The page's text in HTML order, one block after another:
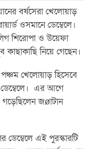
বর্ষসেরা খেলোয়াড়
ওসমানে ডেম্বেলে।
শিরোপা ও উয়েফা
কাছাকাছি নিয়ে গেছেন।
খেলোয়াড় হিসেবে
এর আগে
জøাটান
ডেম্বেলে এই পুরস্কারটি